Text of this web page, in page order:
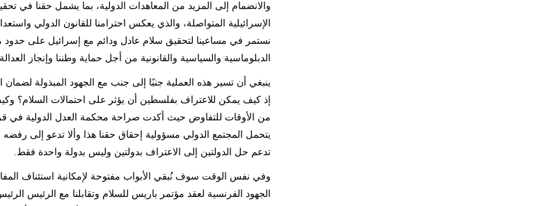
والانضمام إلى المزيد من المعاهدات الدولية، بما يشمل حقنا في
الإسرائيلية المتواصلة، والذي يعكس احترامنا للقانون الدولي
الدبلوماسية والسياسية والقانونية من أجل حماية وطننا وإنجاز
ينبغي أن تسير هذه العملية جنبًا إلى جنب مع الجهود المبذولة
إذ كيف يمكن للاعتراف بفلسطين أن يؤثر على احتمالات السلام؟
يتحمل المجتمع الدولي مسؤولية إحقاق حقنا هذا وألا تدعو إلى
تدعم حل الدولتين إلى الاعتراف بدولتين وليس بدولة واحدة فقط.
وفي نفس الوقت سوف نُبقي الأبواب مفتوحة لإمكانية استئناف
الجهود الفرنسية لعقد مؤتمر باريس للسلام وتقابلنا مع الرئيس